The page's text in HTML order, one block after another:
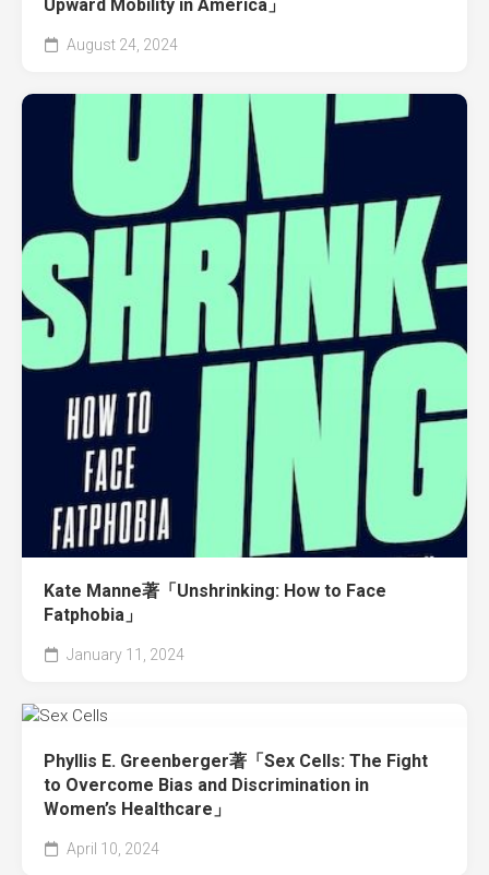
Upward Mobility in America」
August 24, 2024
Kate Manne著「Unshrinking: How to Face
Fatphobia」
January 11, 2024
Phyllis E. Greenberger著「Sex Cells: The Fight
to Overcome Bias and Discrimination in
Women’s Healthcare」
April 10, 2024